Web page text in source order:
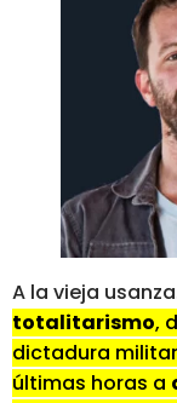
A la vieja
totalitarismo,
dictadura
últimas horas a